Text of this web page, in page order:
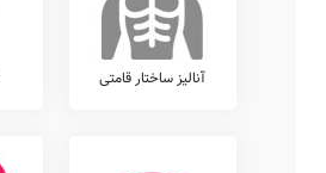
آنالیز ساختار قامتی